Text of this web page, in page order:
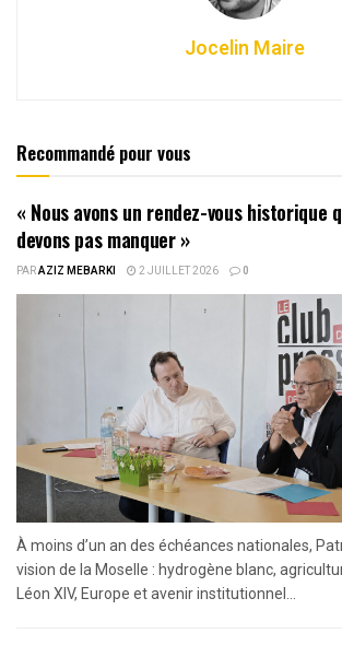
Jocelin Maire
Recommandé pour vous
« Nous avons un rendez-vous historique
devons pas manquer »
PARAZIZ MEBARKI 2 JUILLET 2026 0
À moins d’un an des échéances nationales,
vision de la Moselle : hydrogène blanc,
Léon XIV, Europe et avenir institutionnel...